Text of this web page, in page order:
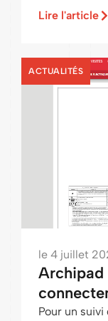
Lire l'article
ACTUALITÉS
le 4 juillet
Archipad
Pour un